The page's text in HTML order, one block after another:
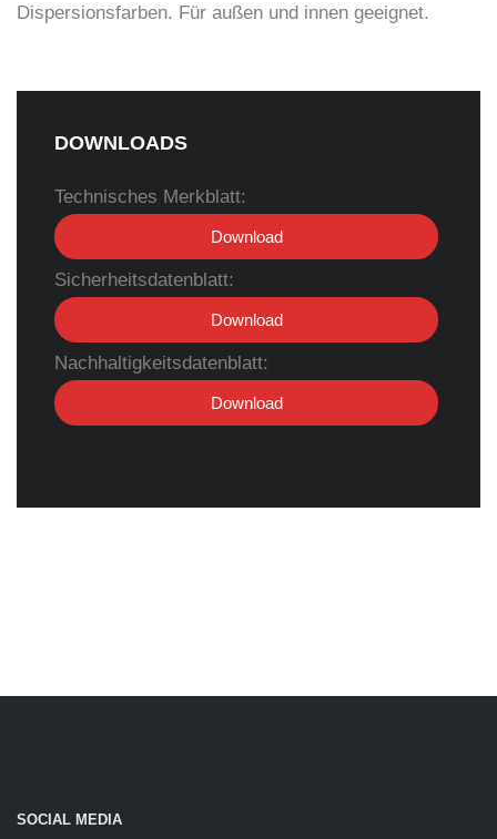
Dispersionsfarben. Für außen und innen geeignet.
DOWNLOADS
Technisches Merkblatt:
Download
Sicherheitsdatenblatt:
Download
Nachhaltigkeitsdatenblatt:
Download
SOCIAL MEDIA